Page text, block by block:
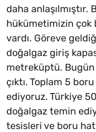
daha anlaşılmıştır.
hükümetimizin çok
vardı. Göreve
doğalgaz giriş
metreküptü.
çıktı. Toplam 5
ediyoruz. Türkiye
doğalgaz temin
tesisleri ve boru